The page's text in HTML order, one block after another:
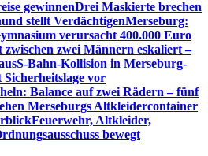
gewinnenDrei Maskierte brechen
stellt VerdächtigenMerseburg:
verursacht 400.000 Euro
zwei Männern eskaliert –
S-Bahn-Kollision in Merseburg-
vor
Balance auf zwei Rädern – fünf
Merseburgs Altkleidercontainer
Feuerwehr, Altkleider,
bewegt